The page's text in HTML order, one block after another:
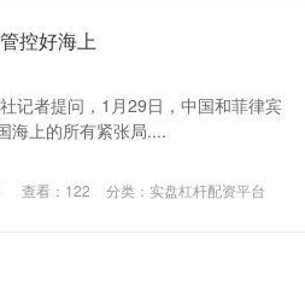
控好海上
记者提问，1月29日，中国和菲律宾
海上的所有紧张局....
查看： 122 分类： 实盘杠杆配资平台